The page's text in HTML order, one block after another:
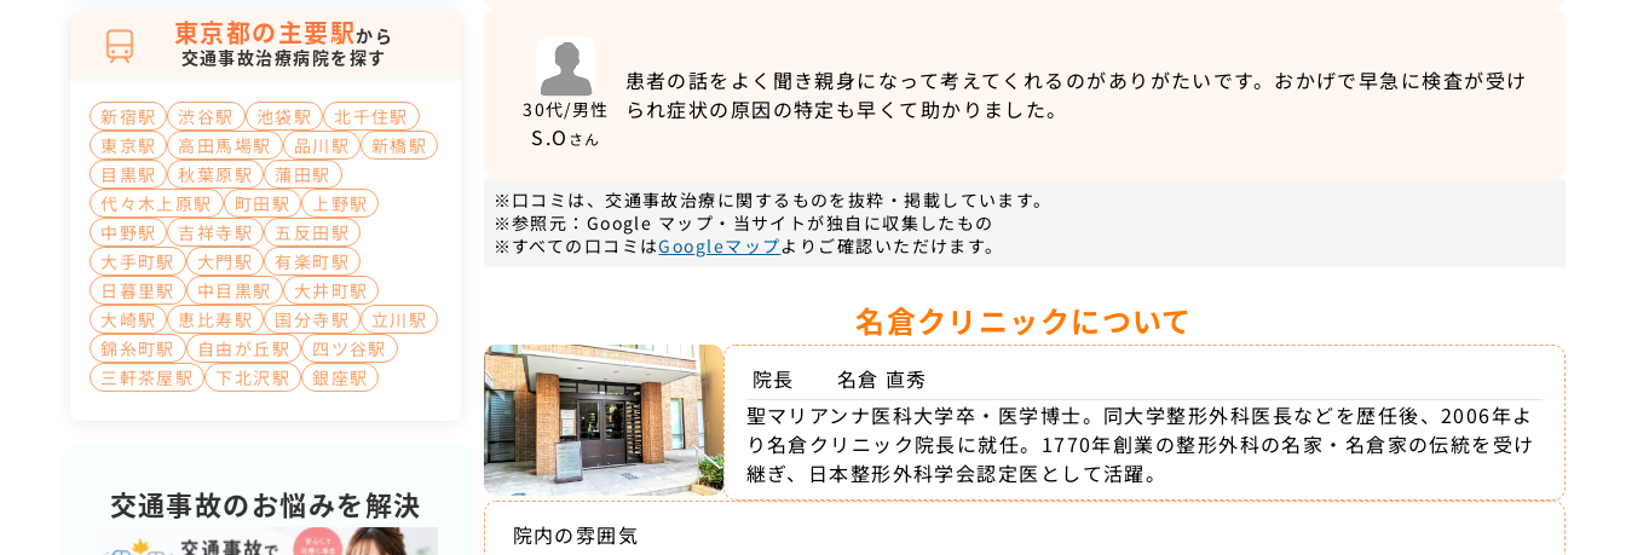
30代/男性
S.O さん
患者の話をよく聞き親身になって考えてくれるのがありがたいです。おかげで早急に検査が受け
られ症状の原因の特定も早くて助かりました。
※口コミは、交通事故治療に関するものを抜粋・掲載しています。
※参照元：Google マップ・当サイトが独自に収集したもの
※すべての口コミはGoogleマップよりご確認いただけます。
名倉クリニックについて
院長
名倉 直秀
聖マリアンナ医科大学卒・医学博士。同大学整形外科医長などを歴任後、2006年よ
り名倉クリニック院長に就任。1770年創業の整形外科の名家・名倉家の伝統を受け
継ぎ、日本整形外科学会認定医として活躍。
院内の雰囲気
東京都の主要駅から
交通事故治療病院を探す
新宿駅 渋谷駅 池袋駅
北千住駅
東京駅
高田馬場駅 品川駅
新橋駅
目黒駅
秋葉原駅
蒲田駅
代々木上原駅
町田駅
上野駅
中野駅
吉祥寺駅
五反田駅
大手町駅
大門駅
有楽町駅
日暮里駅
中目黒駅
大井町駅
大崎駅
恵比寿駅 国分寺駅
立川駅
錦糸町駅
自由が丘駅
四ツ谷駅
三軒茶屋駅
下北沢駅 銀座駅
交通事故のお悩みを解決